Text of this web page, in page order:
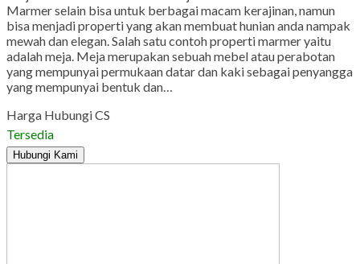
Marmer selain bisa untuk berbagai macam kerajinan, namun
bisa menjadi properti yang akan membuat hunian anda nampak
mewah dan elegan. Salah satu contoh properti marmer yaitu
adalah meja. Meja merupakan sebuah mebel atau perabotan
yang mempunyai permukaan datar dan kaki sebagai penyangga
yang mempunyai bentuk dan…
Harga Hubungi CS
Tersedia
Hubungi Kami